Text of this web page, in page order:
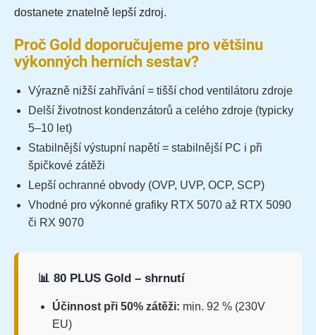
dostanete znatelně lepší zdroj.
Proč Gold doporučujeme pro většinu
výkonných herních sestav?
Výrazně nižší zahřívání = tišší chod ventilátoru zdroje
Delší životnost kondenzátorů a celého zdroje (typicky
5–10 let)
Stabilnější výstupní napětí = stabilnější PC i při
špičkové zátěži
Lepší ochranné obvody (OVP, UVP, OCP, SCP)
Vhodné pro výkonné grafiky RTX 5070 až RTX 5090
či RX 9070
📊 80 PLUS Gold – shrnutí
Účinnost při 50% zátěži: min. 92 % (230V
EU)